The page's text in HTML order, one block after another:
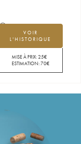
VOIR
L'HISTORIQUE
MISE À PRIX:25€
ESTIMATION:70€